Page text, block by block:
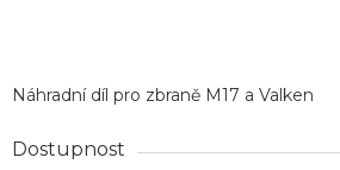
Náhradní díl pro zbraně M17 a Valken
Dostupnost